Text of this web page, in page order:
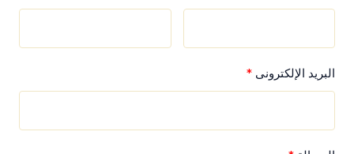
البريد الإلكترونى